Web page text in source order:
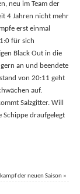
neu im Team der
4 Jahren nicht mehr
erst einmal
für sich
Black Out in die
an und beendete
von 20:11 geht
auf.
Salzgitter. Will
Schippe draufgelegt
der neuen Saison »